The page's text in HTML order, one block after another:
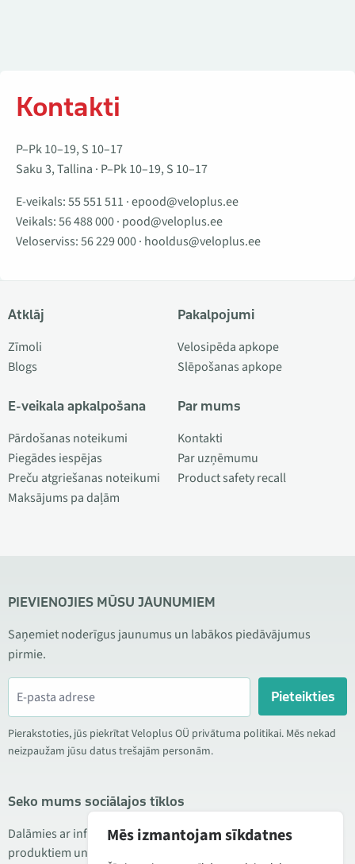
Kontakti
P–Pk 10–19, S 10–17
Saku 3, Tallina · P–Pk 10–19, S 10–17
E-veikals:55 551 511 ·epood@veloplus.ee
Veikals:56 488 000· pood@veloplus.ee
Veloserviss:56 229 000· hooldus@veloplus.ee
Atklāj
Zīmoli
Blogs
E-veikala apkalpošana
Pārdošanas noteikumi
Piegādes iespējas
Preču atgriešanas noteikumi
Maksājums pa daļām
Pakalpojumi
Velosipēda apkope
Slēpošanas apkope
Par mums
Kontakti
Par uzņēmumu
Product safety recall
PIEVIENOJIES MŪSU JAUNUMIEM
Saņemiet noderīgus jaunumus un labākos piedāvājumus
pirmie.
Pieteikties
Pierakstoties, jūs piekrītat Veloplus OÜ privātuma politikai. Mēs nekad
neizpaužam jūsu datus trešajām personām.
Seko mums sociālajos tīklos
Dalāmies ar informāciju par izdevīgām akcijām, jauniem
produktiem un servisu. Reizēm publicējam arī produktu
Mēs izmantojam sīkdatnes